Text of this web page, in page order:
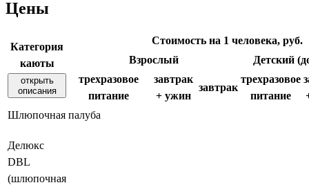
Цены
Категория
каюты
открыть
описания
Стоимость на 1 человека, руб.
Взрослый
Детский
трехразовое
питание
завтрак
+ ужин
завтрак
трехразовое
питание
Шлюпочная палуба
Делюкс
DBL
(шлюпочная